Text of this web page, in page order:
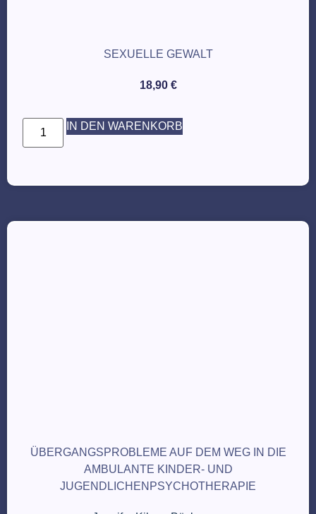
SEXUELLE GEWALT
18,90 €
IN DEN WARENKORB
ÜBERGANGSPROBLEME AUF DEM WEG IN DIE
AMBULANTE KINDER- UND
JUGENDLICHENPSYCHOTHERAPIE